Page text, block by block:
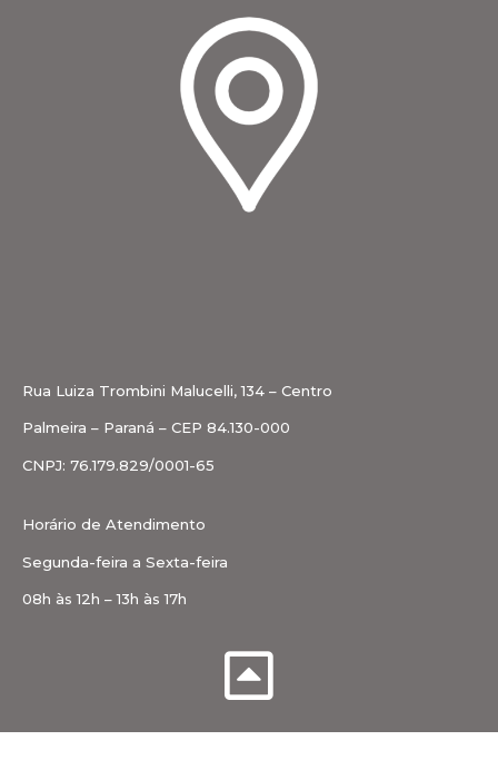
Rua Luiza Trombini Malucelli, 134 – Centro
Palmeira – Paraná – CEP 84.130-000
CNPJ: 76.179.829/0001-65
Horário de Atendimento
Segunda-feira a Sexta-feira
08h às 12h – 13h às 17h